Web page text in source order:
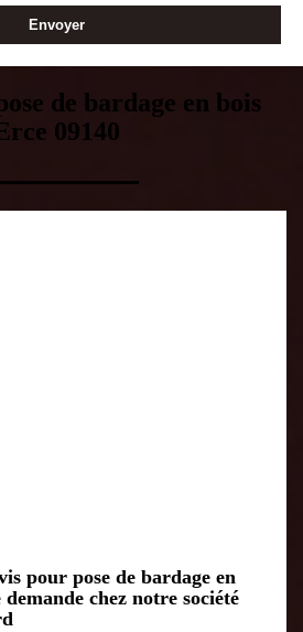
de bardage en bois
09140
pour pose de bardage en
chez notre société